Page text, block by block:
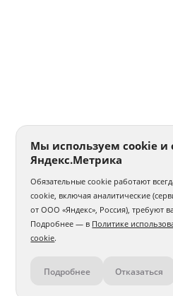
Контакты
Мы используем cookie и
Яндекс.Метрика
Обязательные cookie работают
cookie, включая аналитические
от ООО «Яндекс», Россия), требуют
Подробнее — в Политике
cookie.
Подробнее Отказаться